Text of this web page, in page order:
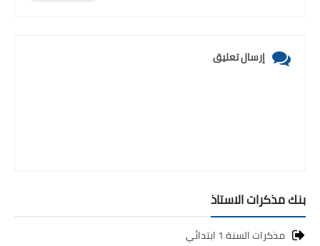
إرسال تعليق
بنك مذكرات الاستاذ
مذكرات السنة 1 ابتدائي